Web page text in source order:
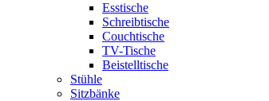
Esstische
Schreibtische
Couchtische
TV-Tische
Beistelltische
Stühle
Sitzbänke